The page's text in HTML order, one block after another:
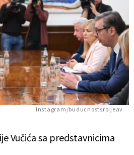
Instagram/buducnostsrbijeav
Vučića sa predstavnicima